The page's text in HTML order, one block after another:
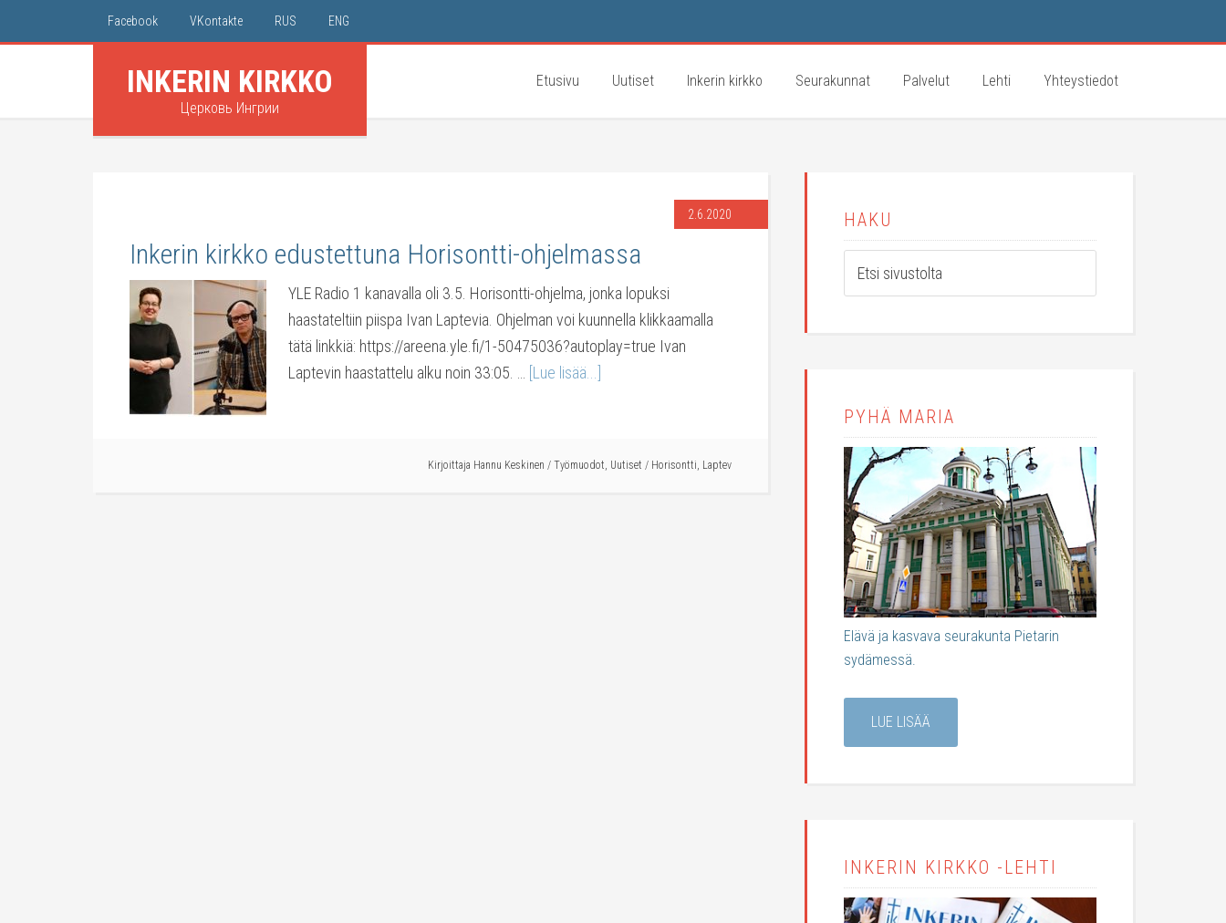
Facebook VKontakte RUS ENG
INKERIN KIRKKO
Церковь Ингрии
Etusivu Uutiset Inkerin kirkko Seurakunnat Palvelut Lehti Yhteystiedot
2.6.2020
Inkerin kirkko edustettuna Horisontti-ohjelmassa
YLE Radio 1 kanavalla oli 3.5. Horisontti-ohjelma, jonka lopuksi
haastateltiin piispa Ivan Laptevia. Ohjelman voi kuunnella klikkaamalla
tätä linkkiä: https://areena.yle.fi/1-50475036?autoplay=true Ivan
Laptevin haastattelu alku noin 33:05. …
[Lue lisää...]
Kirjoittaja Hannu Keskinen / Työmuodot, Uutiset / Horisontti, Laptev
HAKU
PYHÄ MARIA
Elävä ja kasvava seurakunta Pietarin
sydämessä.
LUE LISÄÄ
INKERIN KIRKKO -LEHTI